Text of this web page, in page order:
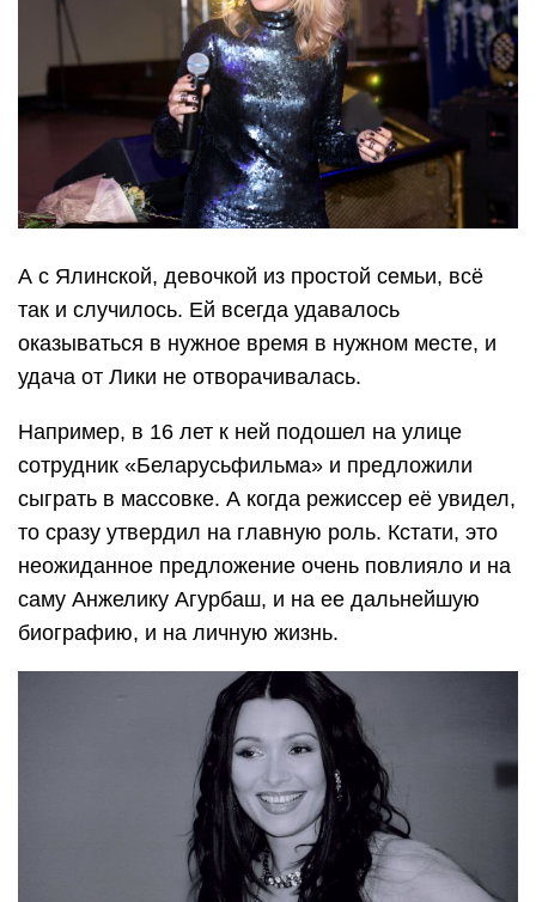
А с Ялинской, девочкой из простой семьи, всё
так и случилось. Ей всегда удавалось
оказываться в нужное время в нужном месте, и
удача от Лики не отворачивалась.
Например, в 16 лет к ней подошел на улице
сотрудник «Беларусьфильма» и предложили
сыграть в массовке. А когда режиссер её увидел,
то сразу утвердил на главную роль. Кстати, это
неожиданное предложение очень повлияло и на
саму Анжелику Агурбаш, и на ее дальнейшую
биографию, и на личную жизнь.